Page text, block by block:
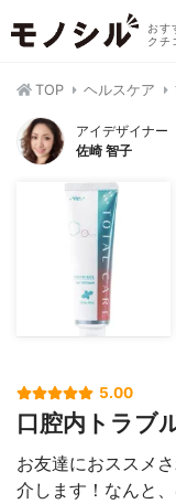
おす
クチ
TOP ヘルスケア
アイデザイナー
佐崎 智子
5.00
口腔内トラブ
お友達におススメ
介します！なんと